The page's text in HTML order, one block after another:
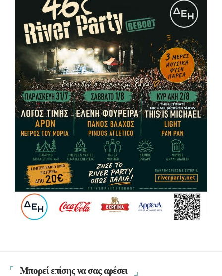
Μπορεί επίσης να σας αρέσει